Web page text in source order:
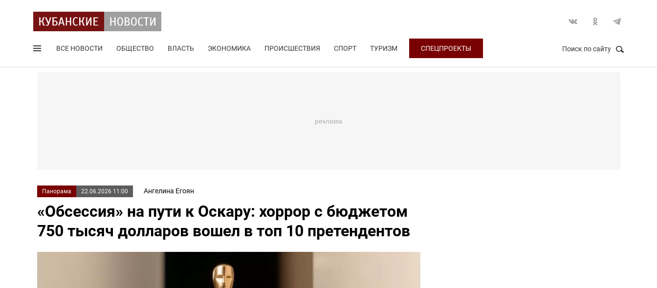
ВСЕ НОВОСТИ ОБЩЕСТВО ВЛАСТЬ ЭКОНОМИКА ПРОИСШЕСТВИЯ СПОРТ ТУРИЗМ СПЕЦПРОЕКТЫ Поиск по сайту
Панорама 22.06.2026 11:00 Ангелина Егоян
«Обсессия» на пути к Оскару: хоррор с бюджетом
750 тысяч долларов вошел в топ 10 претендентов